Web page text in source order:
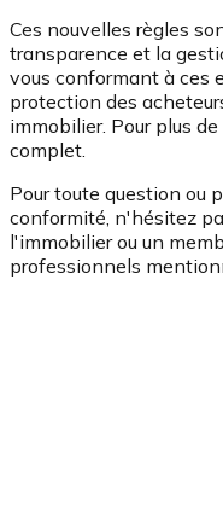
Ces nouvelles règles
transparence et la
vous conformant à ces
protection des
immobilier. Pour plus
complet.
Pour toute question ou
conformité, n'hésitez
l'immobilier ou un
professionnels